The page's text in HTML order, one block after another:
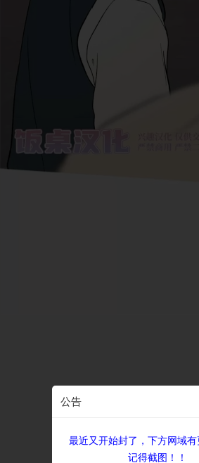
公告
最近又开始封了，下方网域
记得截图！！